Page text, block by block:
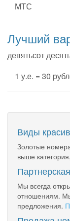
МТС
Лучший
девятьсот
1 у.е. = 30
Виды
Золотые
выше
Мы всегда
отношениям.
предложения.